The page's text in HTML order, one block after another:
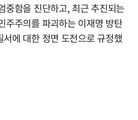
중함을 진단하고, 최근 추진되는
주주의를 파괴하는 이재명 방탄
에 대한 정면 도전으로 규정했